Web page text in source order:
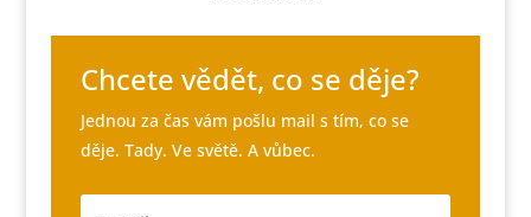
Chcete vědět, co se děje?
Jednou za čas vám pošlu mail s tím, co se
děje. Tady. Ve světě. A vůbec.